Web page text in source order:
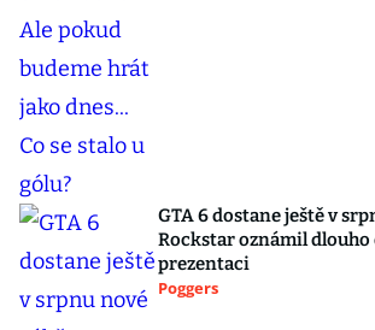
GTA 6 dostane ještě v
Rockstar oznámil dlouho
prezentaci
Poggers